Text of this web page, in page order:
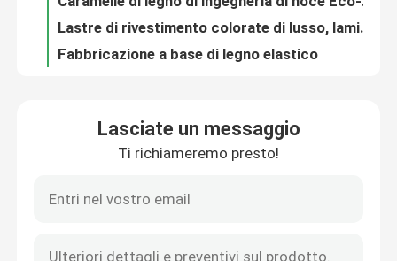
Contatto Stati Uniti
Impiallacciatura di legno naturale
Impiallacciatura tinta di legno
Furniture per pavimenti in legno
Albero di legno massello a grano retto naturale di noce nera
Lasciate un messaggio
Ti richiameremo presto!